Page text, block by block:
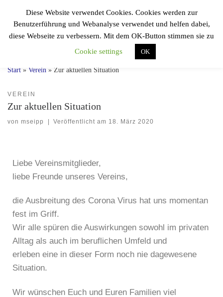
Zum Inhalt springen
F.F.V.
Sportfreunde 04
Search
Start » Verein » Zur aktuellen Situation
VEREIN
Zur aktuellen Situation
von mseipp | Veröffentlicht am 18. März 2020
Liebe Vereinsmitglieder,
liebe Freunde unseres Vereins,
die Ausbreitung des Corona Virus hat uns momentan
fest im Griff.
Wir alle spüren die Auswirkungen sowohl im privaten
Alltag als auch im beruflichen Umfeld und
erleben eine in dieser Form noch nie dagewesene
Situation.
Wir wünschen Euch und Euren Familien viel
Diese Website verwendet Cookies. Cookies werden zur
Benutzerführung und Webanalyse verwendet und helfen dabei,
diese Webseite zu verbessern. Mit dem OK-Button stimmen sie zu
Cookie settings
OK